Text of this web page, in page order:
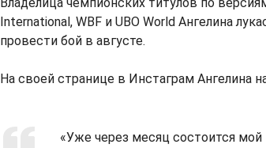
International, WBF и UBO World Ангелина
провести бой в августе.
На своей странице в Инстаграм Ангелина
«Уже через месяц состоится мой